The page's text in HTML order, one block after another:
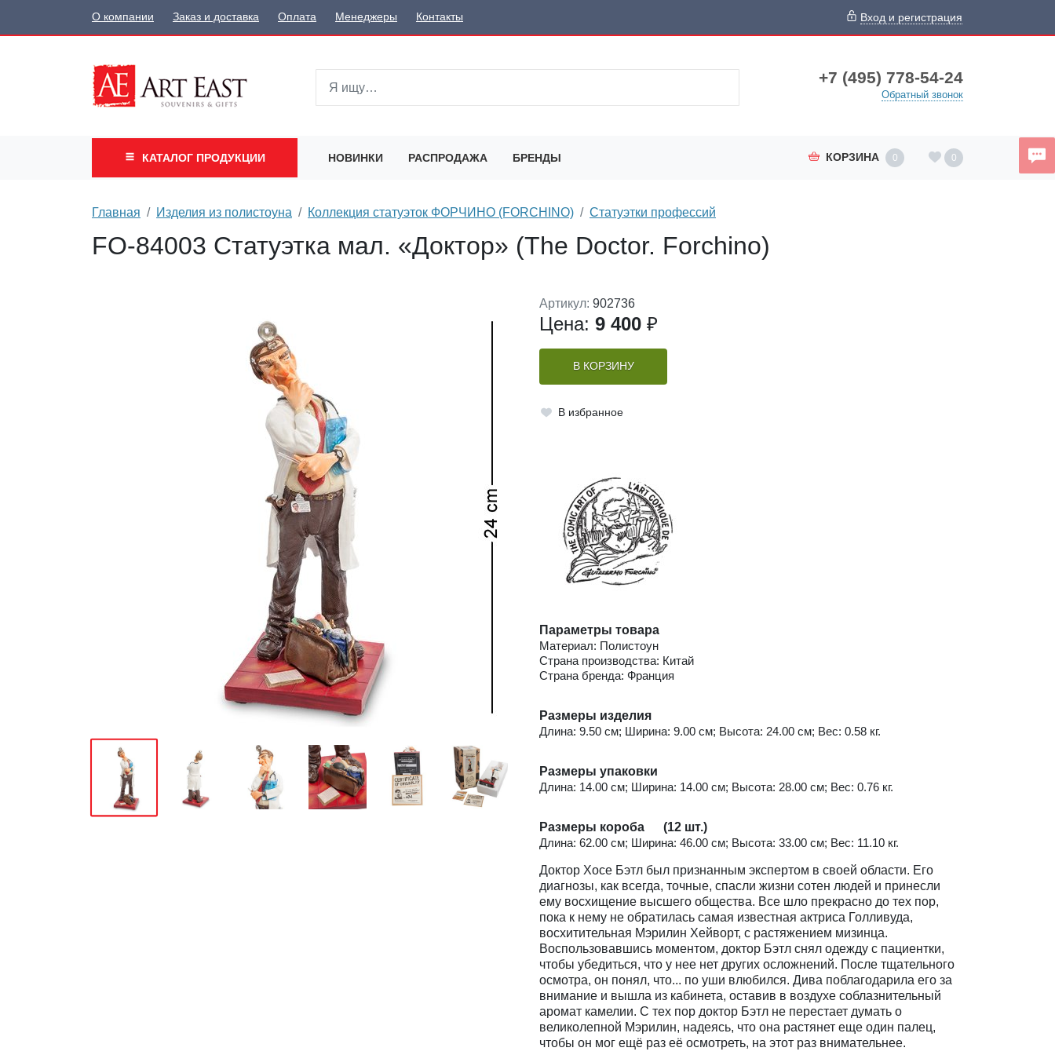
О компании Заказ и доставка Оплата Менеджеры Контакты Вход и регистрация
+7 (495) 778-54-24
Обратный звонок
КАТАЛОГ ПРОДУКЦИИ НОВИНКИ РАСПРОДАЖА БРЕНДЫ КОРЗИНА 0 0
Главная Изделия из полистоуна Коллекция статуэток ФОРЧИНО (FORCHINO) Статуэтки профессий
FO-84003 Статуэтка мал. «Доктор» (The Doctor. Forchino)
Артикул: 902736
Цена: 9 400 ₽
В КОРЗИНУ
В избранное
Параметры товара
Материал: Полистоун
Страна производства: Китай
Страна бренда: Франция
Размеры изделия
Длина: 9.50 см; Ширина: 9.00 см; Высота: 24.00 см; Вес: 0.58 кг.
Размеры упаковки
Длина: 14.00 см; Ширина: 14.00 см; Высота: 28.00 см; Вес: 0.76 кг.
Размеры короба (12 шт.)
Длина: 62.00 см; Ширина: 46.00 см; Высота: 33.00 см; Вес: 11.10 кг.
Доктор Хосе Бэтл был признанным экспертом в своей области. Его
диагнозы, как всегда, точные, спасли жизни сотен людей и принесли
ему восхищение высшего общества. Все шло прекрасно до тех пор,
пока к нему не обратилась самая известная актриса Голливуда,
восхитительная Мэрилин Хейворт, с растяжением мизинца.
Воспользовавшись моментом, доктор Бэтл снял одежду с пациентки,
чтобы убедиться, что у нее нет других осложнений. После тщательного
осмотра, он понял, что... по уши влюбился. Дива поблагодарила его за
внимание и вышла из кабинета, оставив в воздухе соблазнительный
аромат камелии. С тех пор доктор Бэтл не перестает думать о
великолепной Мэрилин, надеясь, что она растянет еще один палец,
чтобы он мог ещё раз её осмотреть, на этот раз внимательнее.